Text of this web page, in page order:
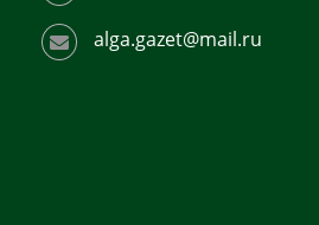
alga.gazet@mail.ru